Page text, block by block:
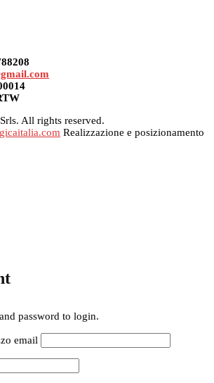
All rights reserved.
Realizzazione e posizionamento
password to login.
email